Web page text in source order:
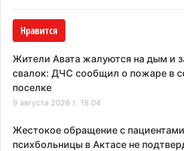
Нравится
Жители Авата жалуются на дым и
свалок: ДЧС сообщил о пожаре в
поселке
9 августа 2026 г. 18:04
Жестокое обращение с пациентами
психбольницы в Актасе не